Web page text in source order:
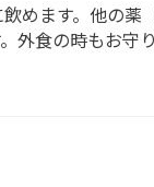
めます。他の
食の時もお守